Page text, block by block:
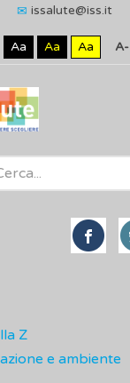
issalute@iss.it
Aa Aa Aa A-
Z
e ambiente